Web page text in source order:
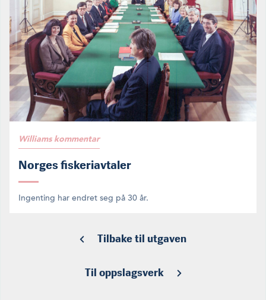
Williams kommentar
Norges fiskeriavtaler
Ingenting har endret seg på 30 år.
Tilbake til utgaven
Til oppslagsverk